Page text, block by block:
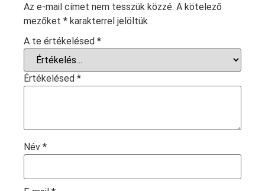
Az e-mail címet nem tesszük közzé. A kötelező
mezőket * karakterrel jelöltük
A te értékelésed *
Értékelésed *
Név *